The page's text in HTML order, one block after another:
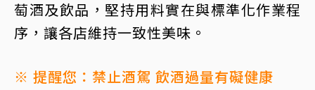
萄酒及飲品，堅持用料實在與標準化作業程
序，讓各店維持一致性美味。
※ 提醒您：禁止酒駕 飲酒過量有礙健康